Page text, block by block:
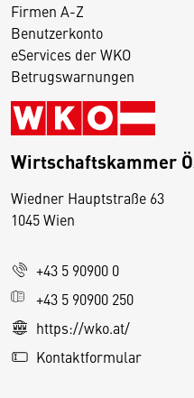
Firmen A-Z
Benutzerkonto
eServices der WKO
Betrugswarnungen
Wirtschaftskammer
Wiedner Hauptstraße 63
1045 Wien
+43 5 90900 0
+43 5 90900 250
https://wko.at/
Kontaktformular
D
s
e
S
e